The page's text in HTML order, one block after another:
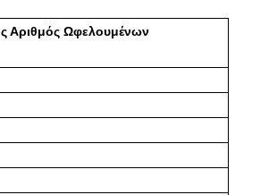
Αριθμός Ωφελουμένων